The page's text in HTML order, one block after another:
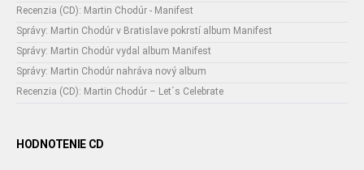
Recenzia (CD): Martin Chodúr - Manifest
Správy: Martin Chodúr v Bratislave pokrstí album Manifest
Správy: Martin Chodúr vydal album Manifest
Správy: Martin Chodúr nahráva nový album
Recenzia (CD): Martin Chodúr – Let´s Celebrate
HODNOTENIE CD